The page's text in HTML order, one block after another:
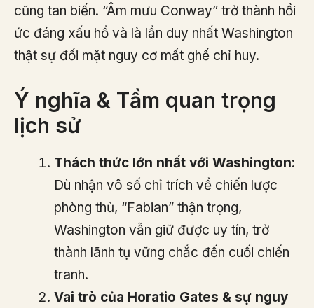
cũng tan biến. “Âm mưu Conway” trở thành hồi
ức đáng xấu hổ và là lần duy nhất Washington
thật sự đối mặt nguy cơ mất ghế chỉ huy.
Ý nghĩa & Tầm quan trọng
lịch sử
Thách thức lớn nhất với Washington:
Dù nhận vô số chỉ trích về chiến lược
phòng thủ, “Fabian” thận trọng,
Washington vẫn giữ được uy tín, trở
thành lãnh tụ vững chắc đến cuối chiến
tranh.
Vai trò của Horatio Gates & sự nguy